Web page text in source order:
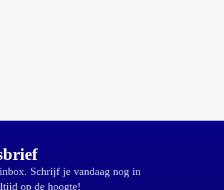
Schrijf je vandaag nog in
op de hoogte!